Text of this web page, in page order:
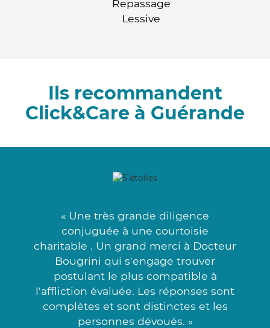
Repassage
Lessive
Ils recommandent
Click&Care à Guérande
« Une très grande diligence
conjuguée à une courtoisie
charitable . Un grand merci à Docteur
Bougrini qui s'engage trouver
postulant le plus compatible à
l'affliction évaluée. Les réponses sont
complètes et sont distinctes et les
personnes dévoués. »